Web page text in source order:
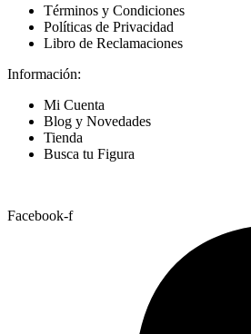
Términos y Condiciones
Políticas de Privacidad
Libro de Reclamaciones
Información:
Mi Cuenta
Blog y Novedades
Tienda
Busca tu Figura
Facebook-f